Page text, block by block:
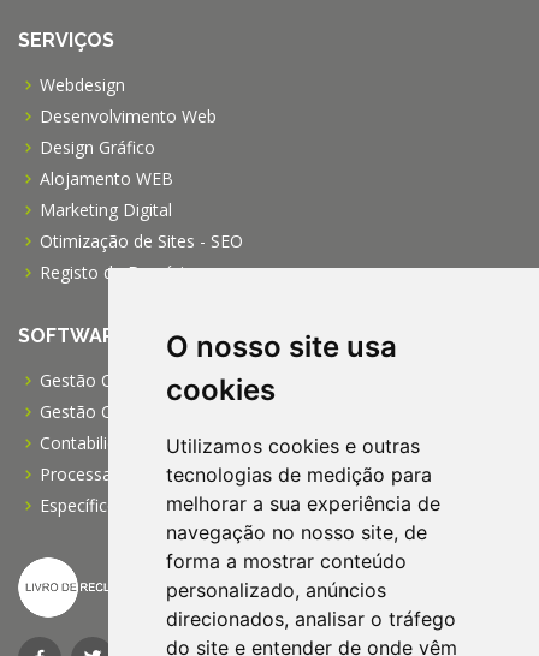
O nosso site usa
cookies
Utilizamos cookies e outras
tecnologias de medição para
melhorar a sua experiência de
navegação no nosso site, de
forma a mostrar conteúdo
personalizado, anúncios
direcionados, analisar o tráfego
do site e entender de onde vêm
SERVIÇOS
Webdesign
Desenvolvimento Web
Design Gráfico
Alojamento WEB
Marketing Digital
Otimização de Sites - SEO
Registo de Domínios
SOFTWARE
Gestão Comercial PRO
Gestão Comercial PME
Contabilidade Profissional
Processamento de Salários
Específico para IPSS